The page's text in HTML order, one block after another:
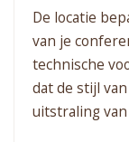
De locatie
van je
technische
dat de stijl
uitstraling